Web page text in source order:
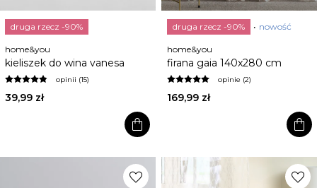
druga rzecz -90%
home&you
kieliszek do wina vanesa
opinii (15)
39,99 zł
shopping_bag
druga rzecz -90% nowość
home&you
firana gaia 140x280 cm
opinie (2)
169,99 zł
shopping_bag
favorite favorite